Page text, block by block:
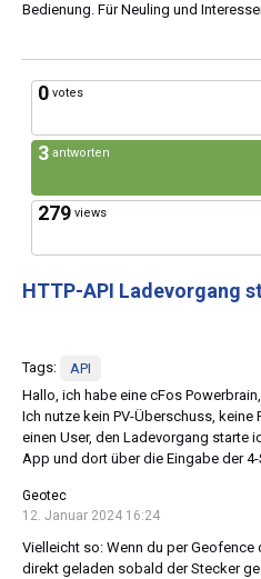
Bedienung. Für Neuling und
0 votes
3 antworten
279 views
HTTP-API Ladevorgang
Tags:
API
Hallo, ich habe eine cFos
Ich nutze kein PV-Überschuss, keine
einen User, den Ladevorgang starte
App und dort über die Eingabe der 4-
Geotec
12. Januar 2024 16:24
Vielleicht so: Wenn du per Geofence
direkt geladen sobald der Stecker